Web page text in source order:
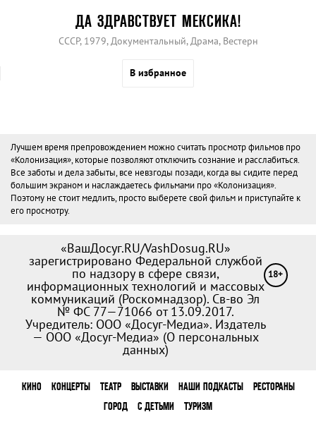
ДА ЗДРАВСТВУЕТ МЕКСИКА!
СССР, 1979, Документальный, Драма, Вестерн
В избранное
Лучшем время препровождением можно считать просмотр фильмов про
«Колонизация», которые позволяют отключить сознание и расслабиться.
Все заботы и дела забыты, все невзгоды позади, когда вы сидите перед
большим экраном и наслаждаетесь фильмами про «Колонизация».
Поэтому не стоит медлить, просто выберете свой фильм и приступайте к
его просмотру.
«ВашДосуг.RU/VashDosug.RU»
зарегистрировано Федеральной службой
по надзору в сфере связи,
информационных технологий и массовых
коммуникаций (Роскомнадзор). Св-во Эл
№ ФС 77—71066 от 13.09.2017.
Учредитель: ООО «Досуг-Медиа». Издатель
— ООО «Досуг-Медиа» (О персональных
данных)
18+
КИНО КОНЦЕРТЫ ТЕАТР ВЫСТАВКИ НАШИ ПОДКАСТЫ
РЕСТОРАНЫ
ГОРОД
С ДЕТЬМИ ТУРИЗМ